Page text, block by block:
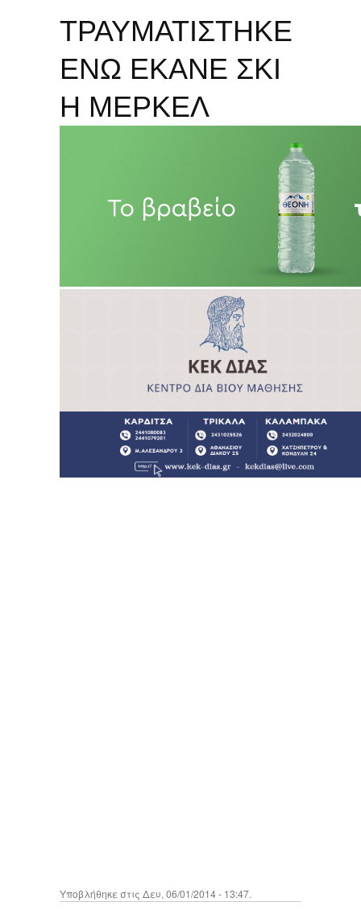
ΤΡΑΥΜΑΤΙΣΤΗΚΕ
ΕΝΩ ΕΚΑΝΕ ΣΚΙ
Η ΜΕΡΚΕΛ
Υποβλήθηκε στις Δευ, 06/01/2014 - 13:47.